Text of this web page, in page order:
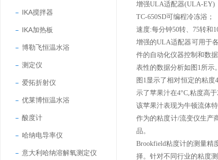
IKA搅拌器
IKA加热板
博勒飞恒温水浴
测定仪
爱拓折射仪
优莱博恒温水浴
酸度计
哈纳电导率仪
意大利哈纳溶解氧测定仪
增强ULA适配器(ULA-EY)
TC-650SD可编程冷冻浴；
速度:每分钟50转、75转和
增强的ULA适配器可用于
件的自动化仪器控制和数
表性的数据分析如图1所示
图1显示了相对恒定的粘度
示了苹果汁在4°C,粘度高
该苹果汁表现为牛顿流体
作为的粘度计/流变仪生产
品。
Brookfield粘度计的测量精
择。针对不同行业的粘度